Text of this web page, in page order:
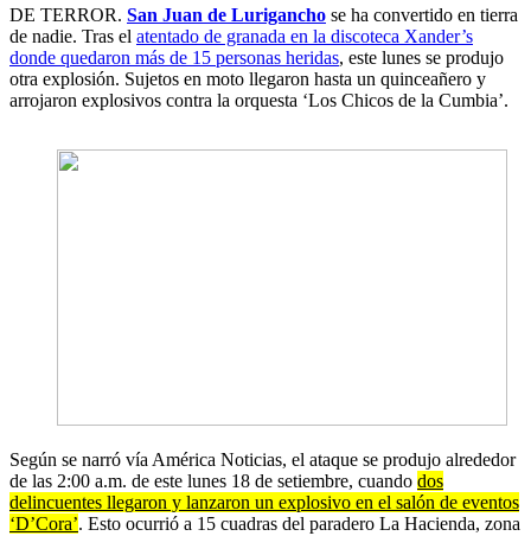
DE TERROR. San Juan de Lurigancho se ha convertido en tierra
de nadie. Tras el atentado de granada en la discoteca Xander’s
donde quedaron más de 15 personas heridas, este lunes se produjo
otra explosión. Sujetos en moto llegaron hasta un quinceañero y
arrojaron explosivos contra la orquesta ‘Los Chicos de la Cumbia’.
Según se narró vía América Noticias, el ataque se produjo alrededor
de las 2:00 a.m. de este lunes 18 de setiembre, cuando dos
delincuentes llegaron y lanzaron un explosivo en el salón de eventos
‘D’Cora’. Esto ocurrió a 15 cuadras del paradero La Hacienda, zona